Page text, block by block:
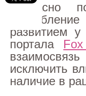
Согласно
развитием
портала
исключить
наличие в